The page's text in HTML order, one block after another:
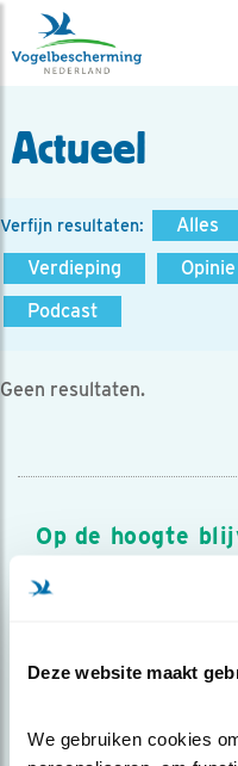
Deze website maakt
We gebruiken cookies
Actueel
Verfijn resultaten: Alles
Verdieping
Opinie
Podcast
Geen resultaten.
Op de hoogte
Meld je aan en ontvang
over vogels en